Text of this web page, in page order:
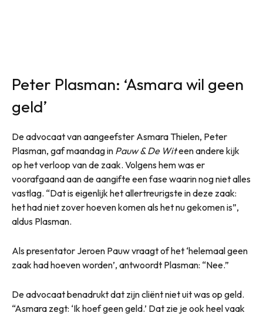
Peter Plasman: ‘Asmara wil geen
geld’
De advocaat van aangeefster Asmara Thielen, Peter
Plasman, gaf maandag in Pauw & De Witeen andere kijk
op het verloop van de zaak. Volgens hem was er
voorafgaand aan de aangifte een fase waarin nog niet alles
vastlag. “Dat is eigenlijk het allertreurigste in deze zaak:
het had niet zover hoeven komen als het nu gekomen is”,
aldus Plasman.
Als presentator Jeroen Pauw vraagt of het ‘helemaal geen
zaak had hoeven worden’, antwoordt Plasman: “Nee.”
De advocaat benadrukt dat zijn cliënt niet uit was op geld.
“Asmara zegt: ‘Ik hoef geen geld.’ Dat zie je ook heel vaak